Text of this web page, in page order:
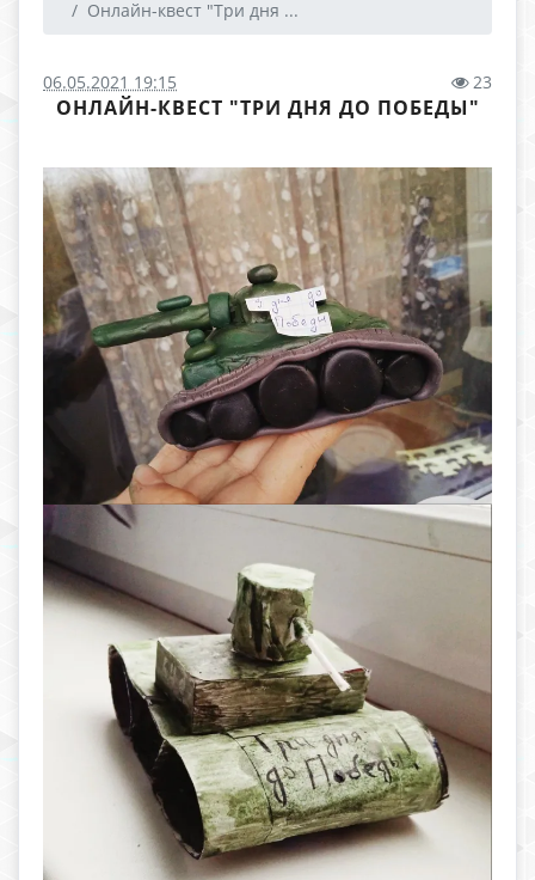
Онлайн-квест "Три дня ...
06.05.2021 19:15 23
ОНЛАЙН-КВЕСТ "ТРИ ДНЯ ДО ПОБЕДЫ"